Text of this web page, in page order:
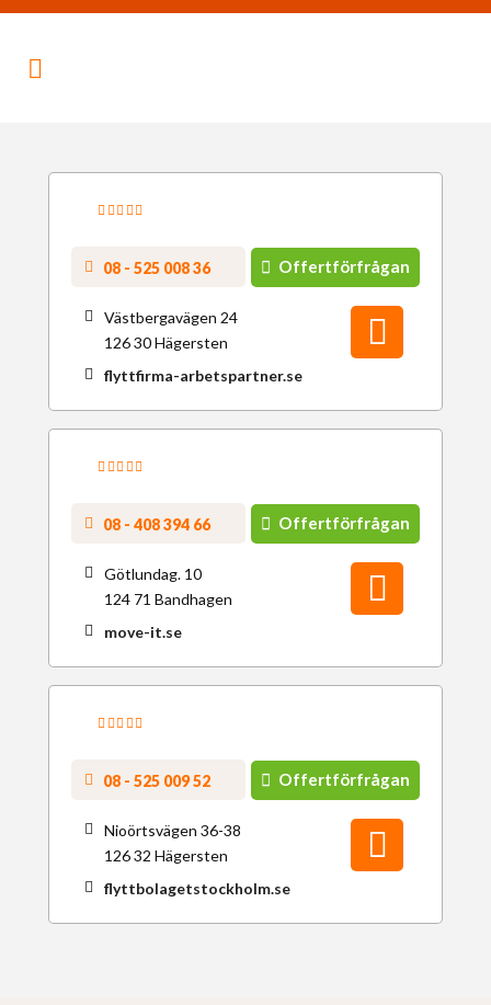
08 - 525 008 36 Offertförfrågan
Västbergavägen 24
126 30 Hägersten
flyttfirma-arbetspartner.se
08 - 408 394 66 Offertförfrågan
Götlundag. 10
124 71 Bandhagen
move-it.se
08 - 525 009 52 Offertförfrågan
Nioörtsvägen 36-38
126 32 Hägersten
flyttbolagetstockholm.se